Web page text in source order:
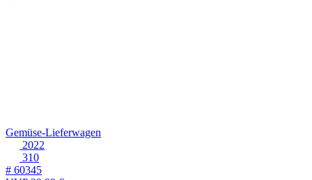
Gemüse-Lieferwagen
2022
310
# 60345